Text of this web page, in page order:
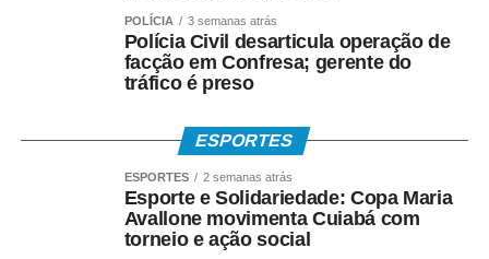
• Com Cartão Social e senha em lotéricas, caixas
eletrônicos e correspondentes CAIXA Aqui;
• Nas agências, com documento oficial com foto;
• Sem cartão, por meio de biometria cadastrada.
Para servidores públicos
(Pasep)
POLÍCIA 3 semanas atrás
Polícia Civil desarticula operação de
facção em Confresa; gerente do
tráfico é preso
ESPORTES
ESPORTES 2 semanas atrás
Esporte e Solidariedade: Copa Maria
Avallone movimenta Cuiabá com
torneio e ação social